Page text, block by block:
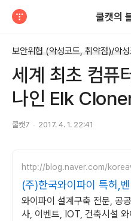
쿨캣의
세계 최초 컴퓨
나인 Elk
쿨캣7 2017. 4. 1. 22:41
http://blog.naver.com/
(주)한국와이파이 특허,
상담 및 견적
와이파이 설계구축 전문, 공
사, 이벤트, IOT, 건축시설 와